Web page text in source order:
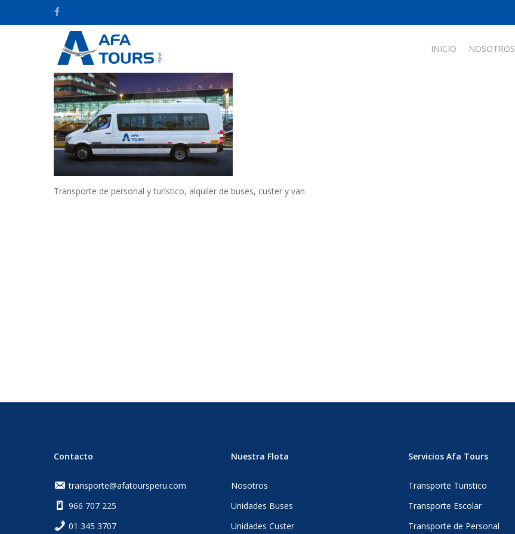
to
facebook
INICIO NOSOTROS
Transporte de personal y turístico, alquiler de buses, custer y van
Contacto
transporte@afatoursperu.com
966 707 225
‎01 345 3707
Nuestra Flota
Nosotros
Unidades Buses
Unidades Custer
Servicios Afa Tours
Transporte Turistico
Transporte Escolar
Transporte de Personal